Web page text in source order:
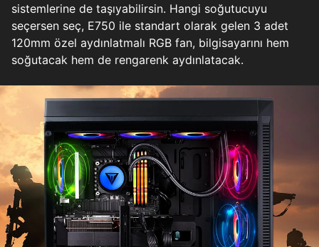
sistemlerine de taşıyabilirsin. Hangi soğutucuyu
seçersen seç, E750 ile standart olarak gelen 3 adet
120mm özel aydınlatmalı RGB fan, bilgisayarını hem
soğutacak hem de rengarenk aydınlatacak.